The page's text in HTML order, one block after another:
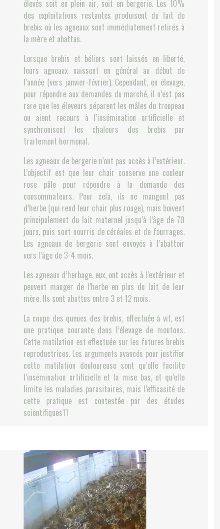
élevés soit en plein air, soit en bergerie. Les 10%
des exploitations restantes produisent du lait de
brebis où les agneaux sont immédiatement retirés à
la mère et abattus.
Lorsque brebis et béliers sont laissés en liberté,
leurs agneaux naissent en général au début de
l’année (vers janvier-février). Cependant, en élevage,
pour répondre aux demandes du marché, il n’est pas
rare que les éleveurs séparent les mâles du troupeau
ou aient recours à l’insémination artificielle et
synchronisent les chaleurs des brebis par
traitement hormonal.
Les agneaux de bergerie n’ont pas accès à l’extérieur.
L’objectif est que leur chair conserve une couleur
rose pâle pour répondre à la demande des
consommateurs. Pour cela, ils ne mangent pas
d’herbe (qui rend leur chair plus rouge), mais boivent
principalement du lait maternel jusqu’à l’âge de 70
jours, puis sont nourris de céréales et de fourrages.
Les agneaux de bergerie sont envoyés à l’abattoir
vers l’âge de 3-4 mois.
Les agneaux d’herbage, eux, ont accès à l’extérieur et
peuvent manger de l’herbe en plus du lait de leur
mère. Ils sont abattus entre 3 et 12 mois.
La coupe des queues des brebis, effectuée à vif, est
une pratique courante dans l’élevage de moutons.
Cette mutilation est effectuée sur les futures brebis
reproductrices. Les arguments avancés pour justifier
cette mutilation douloureuse sont qu’elle facilite
l’insémination artificielle et la mise bas, et qu’elle
limite les maladies parasitaires, mais l’efficacité de
cette pratique est contestée par des études
scientifiques11